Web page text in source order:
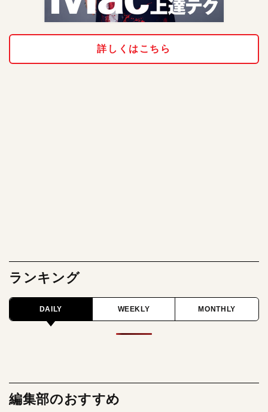
詳しくはこちら
ランキング
DAILY WEEKLY MONTHLY
編集部のおすすめ